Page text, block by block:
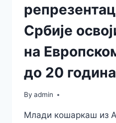
Србије
на
до 20 година
By admin
Млади кошаркаш из